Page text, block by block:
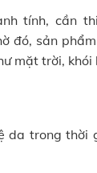
tính, cần
đó, sản
mặt trời, khói
da trong